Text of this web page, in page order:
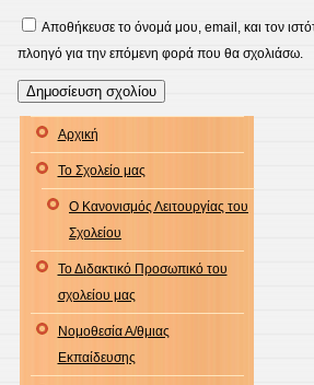
Αποθήκευσε το όνομά μου, email, και τον
πλοηγό για την επόμενη φορά που θα σχολιάσω.
Αρχική
Το Σχολείο μας
Ο Κανονισμός Λειτουργίας του
Σχολείου
Το Διδακτικό Προσωπικό του
σχολείου μας
Νομοθεσία Α/θμιας
Εκπαίδευσης